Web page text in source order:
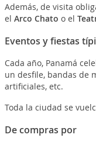
Además, de visita
el Arco Chato o el
Eventos y fiestas
Cada año, Panamá
un desfile, bandas de
artificiales, etc.
Toda la ciudad se
De compras por